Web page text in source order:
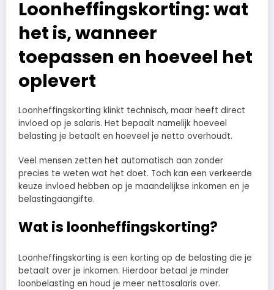
Loonheffingskorting: wat
het is, wanneer
toepassen en hoeveel het
oplevert
Loonheffingskorting klinkt technisch, maar heeft direct
invloed op je salaris. Het bepaalt namelijk hoeveel
belasting je betaalt en hoeveel je netto overhoudt.
Veel mensen zetten het automatisch aan zonder
precies te weten wat het doet. Toch kan een verkeerde
keuze invloed hebben op je maandelijkse inkomen en je
belastingaangifte.
Wat is loonheffingskorting?
Loonheffingskorting is een korting op de belasting die je
betaalt over je inkomen. Hierdoor betaal je minder
loonbelasting en houd je meer nettosalaris over.